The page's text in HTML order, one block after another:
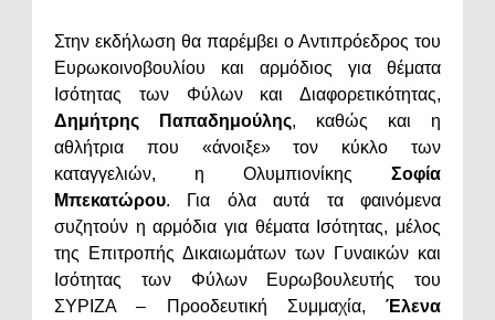
Στην εκδήλωση θα παρέμβει ο Αντιπρόεδρος του
Ευρωκοινοβουλίου και αρμόδιος για θέματα
Ισότητας των Φύλων και Διαφορετικότητας,
Δημήτρης Παπαδημούλης, καθώς και η
αθλήτρια που «άνοιξε» τον κύκλο των
καταγγελιών, η Ολυμπιονίκης Σοφία
Μπεκατώρου. Για όλα αυτά τα φαινόμενα
συζητούν η αρμόδια για θέματα Ισότητας, μέλος
της Επιτροπής Δικαιωμάτων των Γυναικών και
Ισότητας των Φύλων Ευρωβουλευτής του
ΣΥΡΙΖΑ – Προοδευτική Συμμαχία, Έλενα